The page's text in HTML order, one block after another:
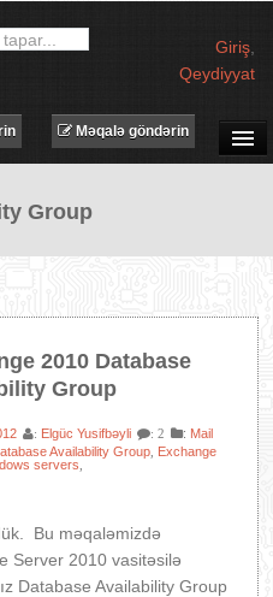
Giriş
Qeydiyyat
TECHNET TV
MƏQALƏLƏR
PROQRAMLAR
IT LÜĞƏT
Məqalə göndərin
Group
2010 Database
Group
: Elgüc Yusifbəyli : 2 : Mail
Availability Group Exchange
servers
Bu məqaləmizdə
Server 2010 vasitəsilə
Database Availability Group